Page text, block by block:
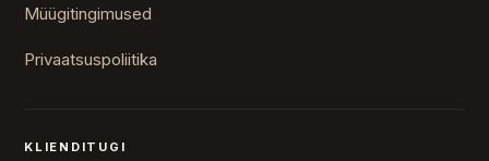
Müügitingimused
Privaatsuspoliitika
KLIENDITUGI